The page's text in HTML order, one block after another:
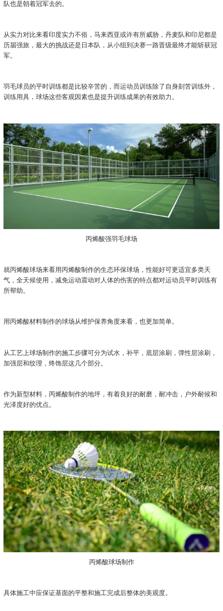
队也是朝着冠军去的。
从实力对比来看印度实力不俗，马来西亚或许有所威胁，丹麦队和印尼都是
历届强旅，最大的挑战还是日本队，从小组到决赛一路晋级最终才能斩获冠
军。
羽毛球员的平时训练都是比较辛苦的，而运动员训练除了自身刻苦训练外，
训练用具，球场这些客观因素也是提升训练成果的有效助力。
丙烯酸强羽毛球场
就丙烯酸球场来看用丙烯酸制作的生态环保球场，性能好可更适宜多类天
气，全天候使用，减免运动震动对人体的伤害的特点都对运动员平时训练有
所帮助。
用丙烯酸材料制作的球场从维护保养角度来看，也更加简单。
从工艺上球场制作的施工步骤可分为试水，补平，底层涂刷，弹性层涂刷，
加强层和纹理，终饰层这几个部分。
作为新型材料，丙烯酸制作的地坪，有着良好的耐磨，耐冲击，户外耐候和
光泽度好的优点。
丙烯酸球场制作
具体施工中应保证基面的平整和施工完成后整体的美观度。